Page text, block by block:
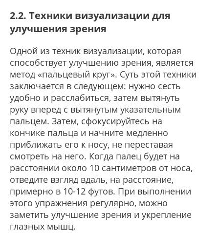
2.2. Техники визуализации для
улучшения зрения
Одной из техник визуализации, которая
способствует улучшению зрения, является
метод «пальцевый круг». Суть этой техники
заключается в следующем: нужно сесть
удобно и расслабиться, затем вытянуть
руку вперед с вытянутым указательным
пальцем. Затем, сфокусируйтесь на
кончике пальца и начните медленно
приближать его к носу, не переставая
смотреть на него. Когда палец будет на
расстоянии около 10 сантиметров от носа,
отведите взгляд вдаль, на расстояние,
примерно в 10-12 футов. При выполнении
этого упражнения регулярно, можно
заметить улучшение зрения и укрепление
глазных мышц.